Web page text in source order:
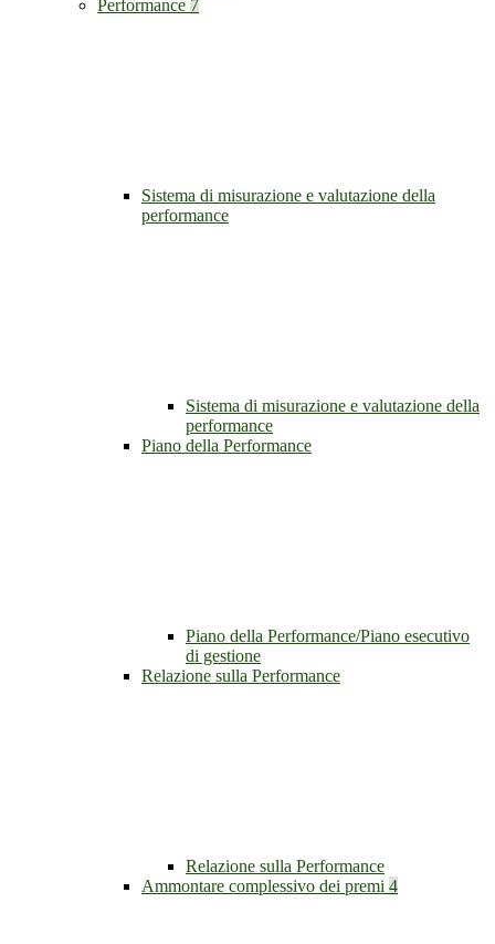
Performance 7
Sistema di misurazione e valutazione della
performance
Sistema di misurazione e valutazione della
performance
Piano della Performance
Piano della Performance/Piano esecutivo
di gestione
Relazione sulla Performance
Relazione sulla Performance
Ammontare complessivo dei premi 4